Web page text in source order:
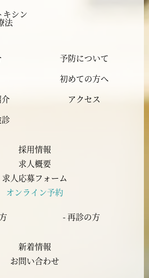
2023年11月
2023年8月
2023年7月
2023年4月
キシン
法
予防について
初めての方へ
アクセス
採用情報
求人概要
求人応募フォーム
オンライン予約
- 再診の方
新着情報
お問い合わせ